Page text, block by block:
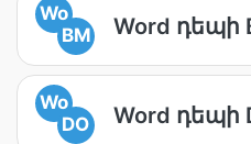
Wo
BM
Word դեպի
Wo
DO
Word դեպի